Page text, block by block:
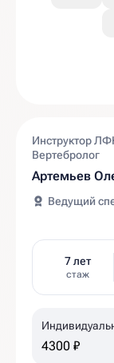
Инструктор
Вертебролог
Артемьев
Ведущий
7 лет
стаж
4300 ₽